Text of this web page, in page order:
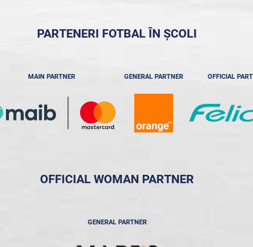
PARTENERI FOTBAL ÎN ȘCOLI
MAIN PARTNER GENERAL PARTNER OFFICIAL
OFFICIAL WOMAN PARTNER
GENERAL PARTNER